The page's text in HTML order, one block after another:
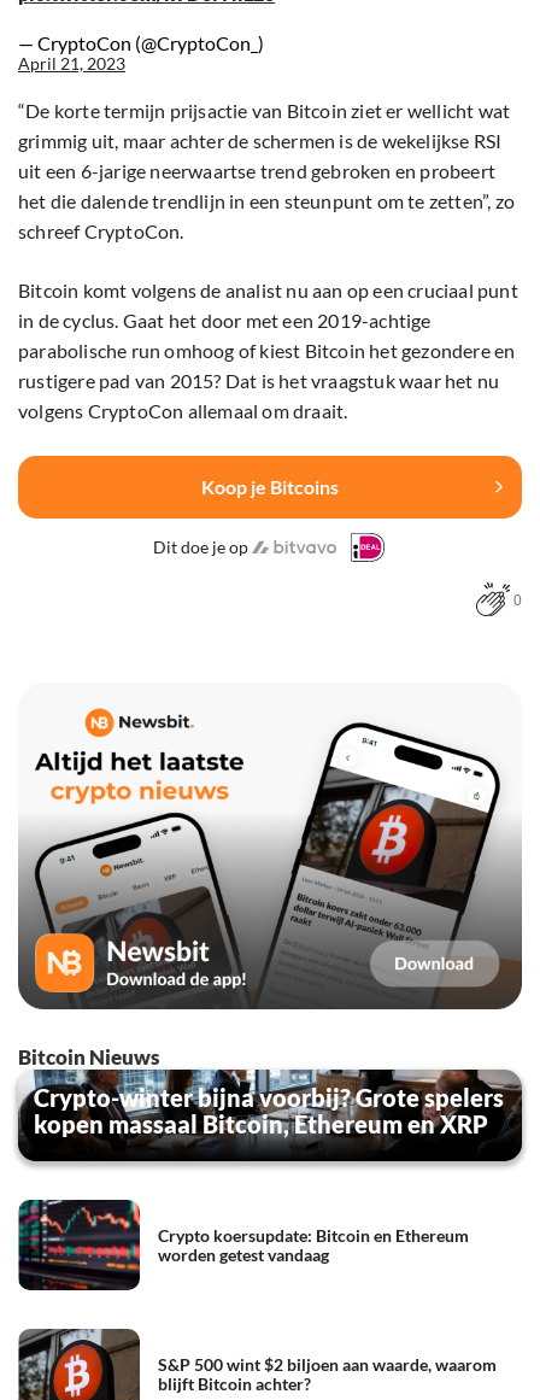
— CryptoCon (@CryptoCon_)
April 21, 2023
“De korte termijn prijsactie van Bitcoin ziet er wellicht wat
grimmig uit, maar achter de schermen is de wekelijkse RSI
uit een 6-jarige neerwaartse trend gebroken en probeert
het die dalende trendlijn in een steunpunt om te zetten”, zo
schreef CryptoCon.
Bitcoin komt volgens de analist nu aan op een cruciaal punt
in de cyclus. Gaat het door met een 2019-achtige
parabolische run omhoog of kiest Bitcoin het gezondere en
rustigere pad van 2015? Dat is het vraagstuk waar het nu
volgens CryptoCon allemaal om draait.
Koop je Bitcoins
Dit doe je op
0
Bitcoin Nieuws
Crypto-winter bijna voorbij? Grote spelers
kopen massaal Bitcoin, Ethereum en XRP
Crypto koersupdate: Bitcoin en Ethereum
worden getest vandaag
S&P 500 wint $2 biljoen aan waarde, waarom
blijft Bitcoin achter?